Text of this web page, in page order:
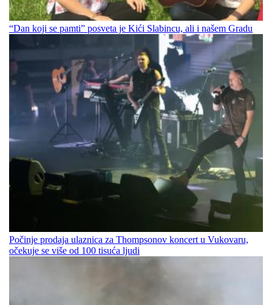
“Dan koji se pamti” posveta je Kići Slabincu, ali i našem Gradu
Počinje prodaja ulaznica za Thompsonov koncert u Vukovaru,
očekuje se više od 100 tisuća ljudi